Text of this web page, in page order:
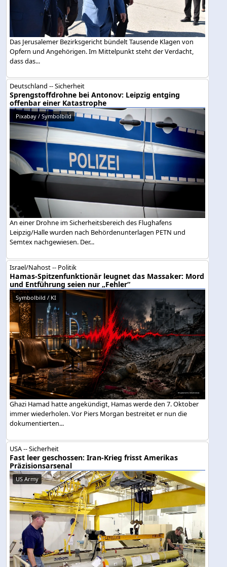
Das Jerusalemer Bezirksgericht bündelt Tausende Klagen von
Opfern und Angehörigen. Im Mittelpunkt steht der Verdacht,
dass das...
Deutschland -- Sicherheit
Sprengstoffdrohne bei Antonov: Leipzig entging
offenbar einer Katastrophe
Pixabay / Symbolbild
An einer Drohne im Sicherheitsbereich des Flughafens
Leipzig/Halle wurden nach Behördenunterlagen PETN und
Semtex nachgewiesen. Der...
Israel/Nahost -- Politik
Hamas-Spitzenfunktionär leugnet das Massaker: Mord
und Entführung seien nur „Fehler“
Symbolbild / KI
Ghazi Hamad hatte angekündigt, Hamas werde den 7. Oktober
immer wiederholen. Vor Piers Morgan bestreitet er nun die
dokumentierten...
USA -- Sicherheit
Fast leer geschossen: Iran-Krieg frisst Amerikas
Präzisionsarsenal
US Army